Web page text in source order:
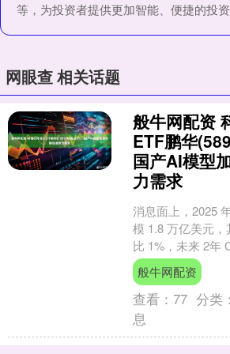
等，为投资者提供更加智能、便捷的投资
网眼查 相关话题
般牛网配资
ETF鹏华
国产AI模型
力需求
消息面上，2025
模 1.8 万亿美元，
比 1%，未来 2年
IDC 数据，活跃
般牛网配资
查看：77 分类
息